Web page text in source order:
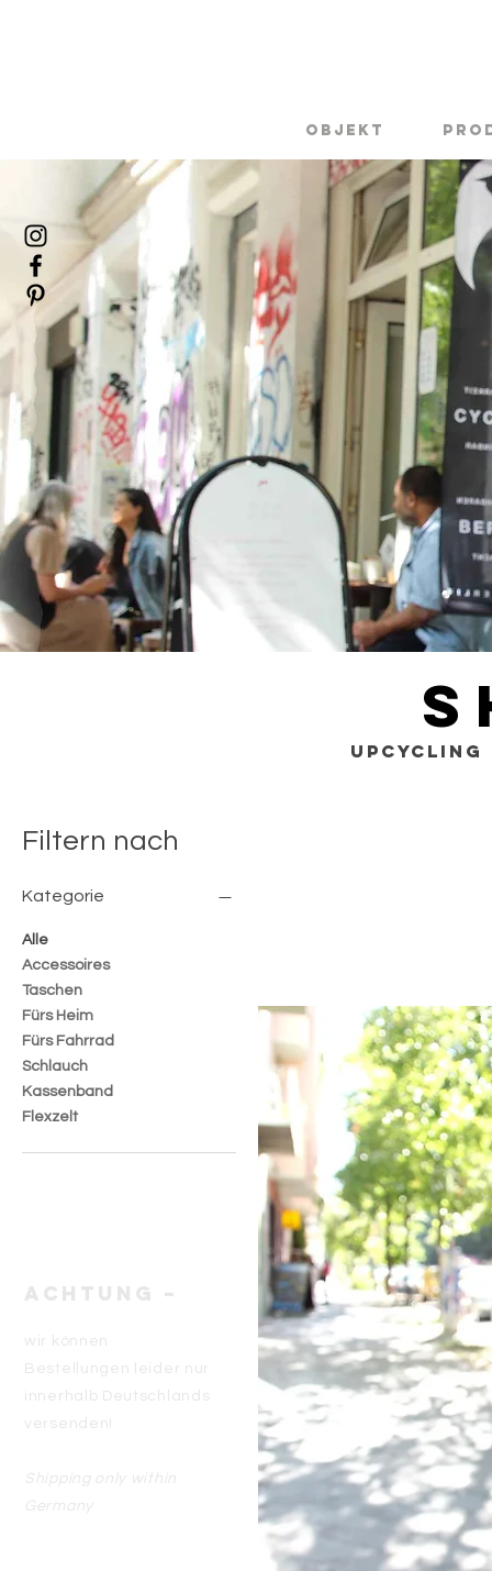
Objekt
Filtern nach
Kategorie
Alle
Accessoires
Taschen
Fürs Heim
Fürs Fahrrad
Schlauch
Kassenband
Flexzelt
ACHTUNG –
wir können
Bestellungen leider nur
innerhalb Deutschlands
versenden!
Shipping only within
Germany